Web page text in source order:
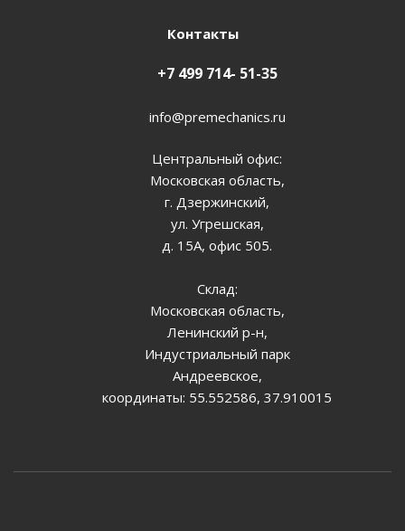
Контакты
+7 499 714- 51-35
info@premechanics.ru
Центральный офис:
Московская область,
г. Дзержинский,
ул. Угрешская,
д. 15А, офис 505.
Склад:
Московская область,
Ленинский р-н,
Индустриальный парк
Андреевское,
координаты: 55.552586, 37.910015